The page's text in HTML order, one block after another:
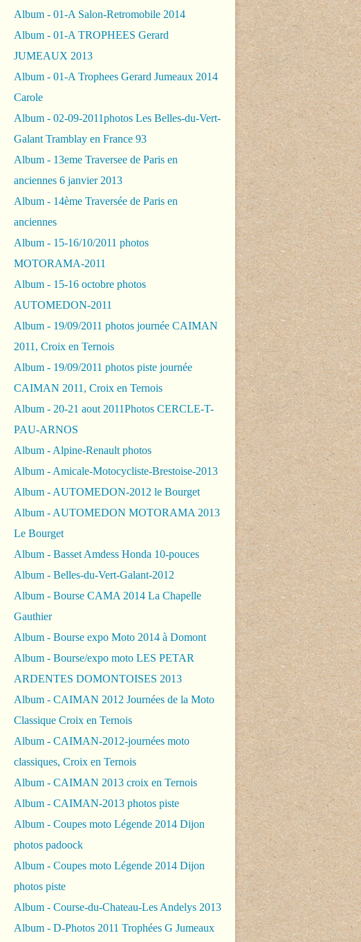
Album - 01-A Salon-Retromobile 2014
Album - 01-A TROPHEES Gerard
JUMEAUX 2013
Album - 01-A Trophees Gerard Jumeaux 2014
Carole
Album - 02-09-2011photos Les Belles-du-Vert-
Galant Tramblay en France 93
Album - 13eme Traversee de Paris en
anciennes 6 janvier 2013
Album - 14ème Traversée de Paris en
anciennes
Album - 15-16/10/2011 photos
MOTORAMA-2011
Album - 15-16 octobre photos
AUTOMEDON-2011
Album - 19/09/2011 photos journée CAIMAN
2011, Croix en Ternois
Album - 19/09/2011 photos piste journée
CAIMAN 2011, Croix en Ternois
Album - 20-21 aout 2011Photos CERCLE-T-
PAU-ARNOS
Album - Alpine-Renault photos
Album - Amicale-Motocycliste-Brestoise-2013
Album - AUTOMEDON-2012 le Bourget
Album - AUTOMEDON MOTORAMA 2013
Le Bourget
Album - Basset Amdess Honda 10-pouces
Album - Belles-du-Vert-Galant-2012
Album - Bourse CAMA 2014 La Chapelle
Gauthier
Album - Bourse expo Moto 2014 à Domont
Album - Bourse/expo moto LES PETAR
ARDENTES DOMONTOISES 2013
Album - CAIMAN 2012 Journées de la Moto
Classique Croix en Ternois
Album - CAIMAN-2012-journées moto
classiques, Croix en Ternois
Album - CAIMAN 2013 croix en Ternois
Album - CAIMAN-2013 photos piste
Album - Coupes moto Légende 2014 Dijon
photos padoock
Album - Coupes moto Légende 2014 Dijon
photos piste
Album - Course-du-Chateau-Les Andelys 2013
Album - D-Photos 2011 Trophées G Jumeaux